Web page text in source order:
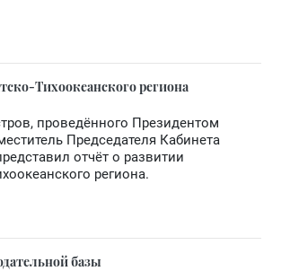
Тихоокеанского региона
проведённого Президентом
Председателя Кабинета
отчёт о развитии
региона.
базы